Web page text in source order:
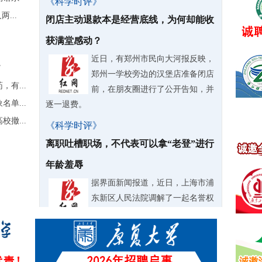
两...
，有...
名单...
校撤...
闭店主动退款本是经营底线，为何却能收
获满堂感动？
近日，有郑州市民向大河报反映，
郑州一学校旁边的汉堡店准备闭店
前，在朋友圈进行了公开告知，并
逐一退费。
《科学时评》
离职吐槽职场，不代表可以拿“老登”进行
年龄羞辱
据界面新闻报道，近日，上海市浦
东新区人民法院调解了一起名誉权
《科学时评》
微过重罚要不得，企业管理不能机械僵化